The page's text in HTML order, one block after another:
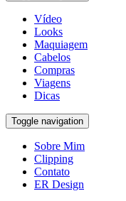
Vídeo
Looks
Maquiagem
Cabelos
Compras
Viagens
Dicas
Toggle navigation
Sobre Mim
Clipping
Contato
ER Design